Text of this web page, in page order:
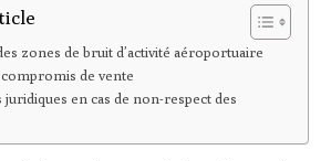
zones de bruit d’activité aéroportuaire
de vente
juridiques en cas de non-respect des